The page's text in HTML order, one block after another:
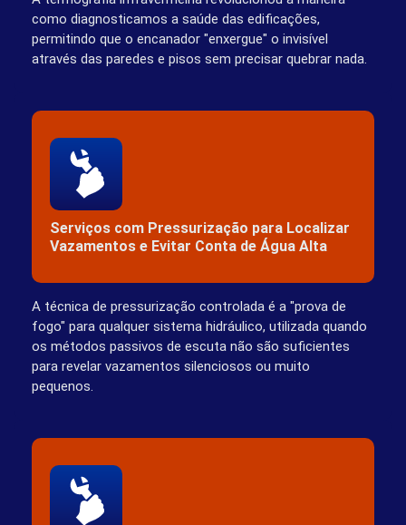
como diagnosticamos a saúde das edificações,
permitindo que o encanador "enxergue" o invisível
através das paredes e pisos sem precisar quebrar nada.
Serviços com Pressurização para Localizar
Vazamentos e Evitar Conta de Água Alta
A técnica de pressurização controlada é a "prova de
fogo" para qualquer sistema hidráulico, utilizada quando
os métodos passivos de escuta não são suficientes
para revelar vazamentos silenciosos ou muito
pequenos.